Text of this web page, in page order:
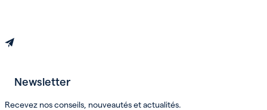
Newsletter
Recevez nos conseils, nouveautés et actualités.